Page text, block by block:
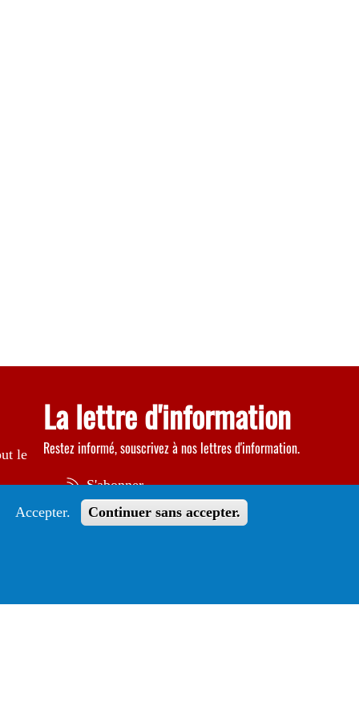
le
La lettre d'information
Restez informé, souscrivez à nos lettres d'information.
S'abonner
Suivez le guide
Accepter. Continuer sans accepter.